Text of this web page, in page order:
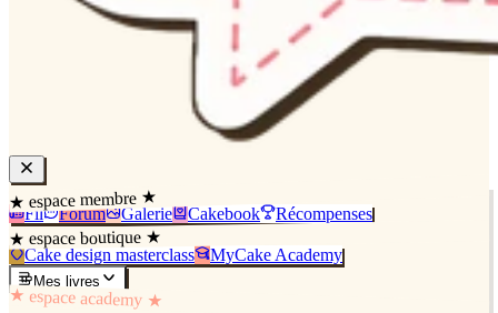
★ espace membre ★
Fil Forum Galerie Cakebook Récompenses
★ espace boutique ★
Cake design masterclass MyCake Academy
Mes livres
★ espace academy ★